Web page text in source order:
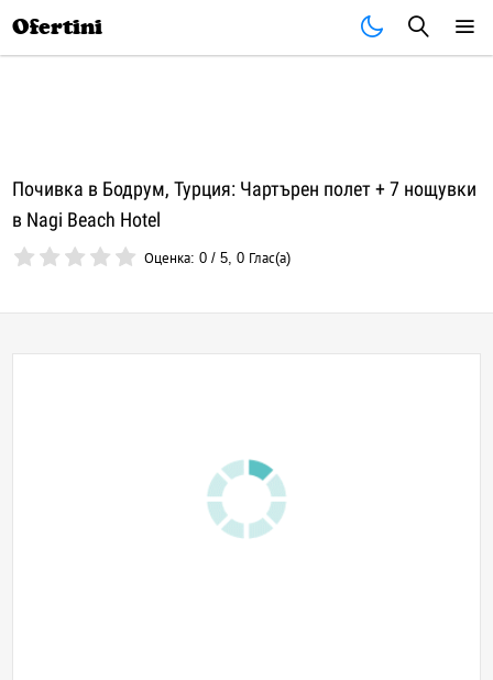
Ofertini
Почивка в Бодрум, Турция: Чартърен полет + 7 нощувки
в Nagi Beach Hotel
Оценка:0 /5,0 Глас(а)